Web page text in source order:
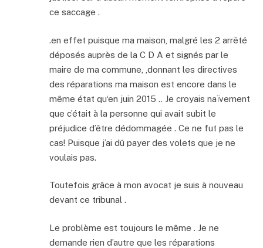
ce saccage .
.en effet puisque ma maison, malgré les 2 arrêté
déposés auprès de la C D A et signés par le
maire de ma commune, ,donnant les directives
des réparations ma maison est encore dans le
même état qu‘en juin 2015 .. Je croyais naïvement
que c’était à la personne qui avait subit le
préjudice d’être dédommagée . Ce ne fut pas le
cas! Puisque j’ai dû payer des volets que je ne
voulais pas.
Toutefois grâce à mon avocat je suis à nouveau
devant ce tribunal .
Le problème est toujours le même . Je ne
demande rien d’autre que les réparations